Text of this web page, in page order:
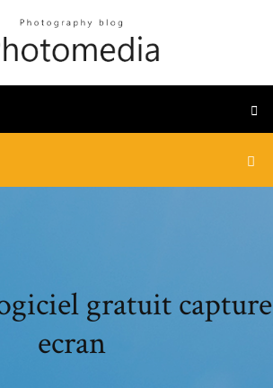
gratuit capture
ecran